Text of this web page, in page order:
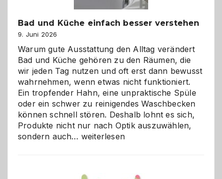
Bad und Küche einfach besser verstehen
9. Juni 2026
Warum gute Ausstattung den Alltag verändert
Bad und Küche gehören zu den Räumen, die
wir jeden Tag nutzen und oft erst dann bewusst
wahrnehmen, wenn etwas nicht funktioniert.
Ein tropfender Hahn, eine unpraktische Spüle
oder ein schwer zu reinigendes Waschbecken
können schnell stören. Deshalb lohnt es sich,
Produkte nicht nur nach Optik auszuwählen,
sondern auch… Bad
weiterlesen